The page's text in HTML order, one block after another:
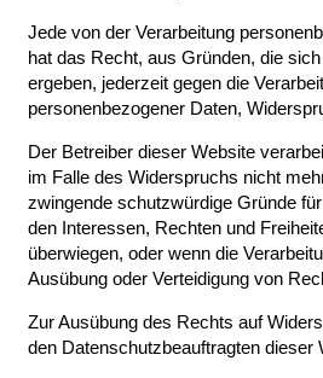
Jede von der Verarbeitung
hat das Recht, aus Gründen, die
ergeben, jederzeit gegen die
personenbezogener Daten,
Der Betreiber dieser Website
im Falle des Widerspruchs nicht
zwingende schutzwürdige Gründe
den Interessen, Rechten und
überwiegen, oder wenn die
Ausübung oder Verteidigung von
Zur Ausübung des Rechts auf
den Datenschutzbeauftragten dieser